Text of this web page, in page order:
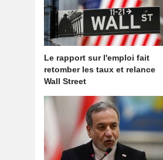
Le rapport sur l'emploi fait
retomber les taux et relance
Wall Street